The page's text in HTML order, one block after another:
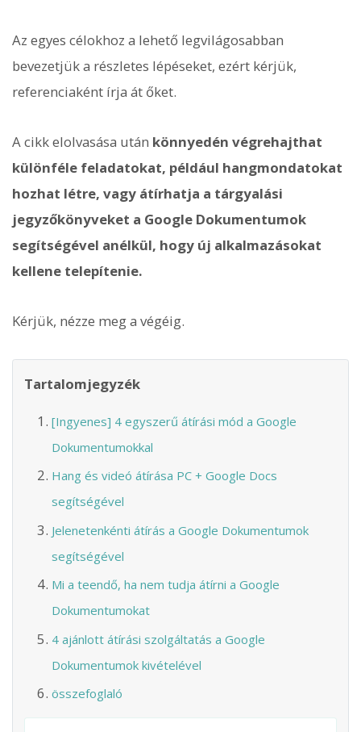
Az egyes célokhoz a lehető legvilágosabban
bevezetjük a részletes lépéseket, ezért kérjük,
referenciaként írja át őket.
A cikk elolvasása után könnyedén végrehajthat
különféle feladatokat, például hangmondatokat
hozhat létre, vagy átírhatja a tárgyalási
jegyzőkönyveket a Google Dokumentumok
segítségével anélkül, hogy új alkalmazásokat
kellene telepítenie.
Kérjük, nézze meg a végéig.
Tartalomjegyzék
[Ingyenes] 4 egyszerű átírási mód a Google
Dokumentumokkal
Hang és videó átírása PC + Google Docs
segítségével
Jelenetenkénti átírás a Google Dokumentumok
segítségével
Mi a teendő, ha nem tudja átírni a Google
Dokumentumokat
4 ajánlott átírási szolgáltatás a Google
Dokumentumok kivételével
összefoglaló